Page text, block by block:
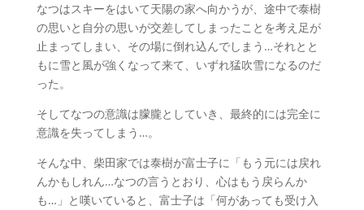
なつはスキーをはいて天陽の家へ向かうが、途中で泰樹
の思いと自分の思いが交差してしまったことを考え足が
止まってしまい、その場に倒れ込んでしまう…それとと
もに雪と風が強くなって来て、いずれ猛吹雪になるのだ
った。
そしてなつの意識は朦朧としていき、最終的には完全に
意識を失ってしまう…。
そんな中、柴田家では泰樹が富士子に「もう元には戻れ
んかもしれん…なつの言うとおり、心はもう戻らんか
も…」と嘆いていると、富士子は「何があっても受け入